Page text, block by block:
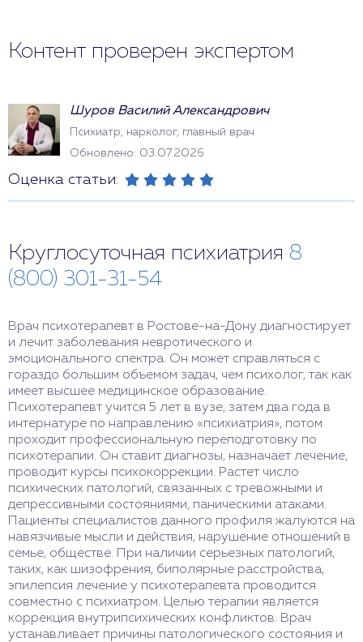
Контент проверен экспертом
Шуров Василий Александрович
Психиатр, нарколог, главный врач
Обновлено: 03.07.2026
Оценка статьи:
Круглосуточная психиатрия 8
(800) 301-31-54
Врач психотерапевт в Ростове-на-Дону диагностирует
и лечит заболевания невротического и
эмоционального спектра. Он может справляться с
гораздо большим объемом задач, чем психолог, так как
имеет высшее медицинское образование.
Психотерапевт учится 5 лет в вузе, затем два года в
интернатуре по направлению «психиатрия», потом
проходит профессиональную переподготовку по
психотерапии. Он ставит диагнозы, назначает лечение,
проводит курсы психокоррекции. Растет число
психических патологий, связанных с тревожными и
депрессивными состояниями, паническими атаками.
Пациенты специалистов данного профиля жалуются на
навязчивые мысли и действия, нарушение отношений в
семье, обществе. При наличии серьезных патологий,
таких, как шизофрения, биполярные расстройства,
эпилепсия лечение у психотерапевта проводится
совместно с психиатром. Целью терапии является
коррекция внутрипсихических конфликтов. Врач
устанавливает причины патологического состояния и